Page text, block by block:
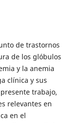
de trastornos
de los glóbulos
y la anemia
clínica y sus
trabajo,
relevantes en
en el